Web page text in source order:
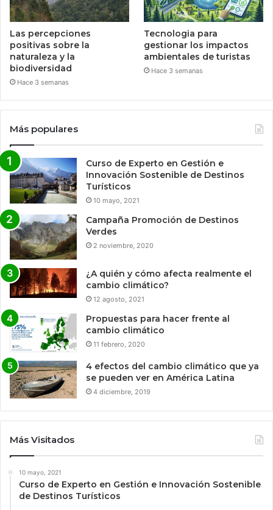
Las percepciones
positivas sobre la
naturaleza y la
biodiversidad
Hace 3 semanas
Tecnologia para
gestionar los impactos
ambientales de turistas
Hace 3 semanas
Más populares
Curso de Experto en Gestión e
Innovación Sostenible de Destinos
Turísticos
10 mayo, 2021
Campaña Promoción de Destinos
Verdes
2 noviembre, 2020
¿A quién y cómo afecta realmente el
cambio climático?
12 agosto, 2021
Propuestas para hacer frente al
cambio climático
11 febrero, 2020
4 efectos del cambio climático que ya
se pueden ver en América Latina
4 diciembre, 2019
Más Visitados
10 mayo, 2021
Curso de Experto en Gestión e Innovación Sostenible
de Destinos Turísticos